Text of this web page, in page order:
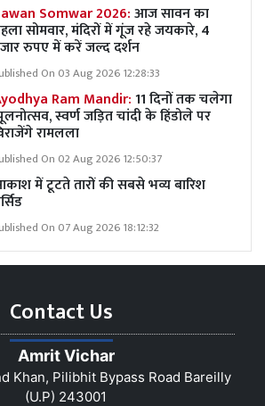
Somwar 2026:आज सावन का
सोमवार, मंदिरों में गूंज रहे जयकारे, 4
रुपए में करें जल्द दर्शन
On 03 Aug 2026 12:28:33
Ram Mandir:11 दिनों तक चलेगा
स्वर्ण जड़ित चांदी के हिंडोले पर
रामलला
On 02 Aug 2026 12:50:37
में टूटते तारों की सबसे भव्य बारिश
On 07 Aug 2026 18:12:32
Contact Us
Amrit Vichar
Khan, Pilibhit Bypass Road Bareilly
(U.P) 243001